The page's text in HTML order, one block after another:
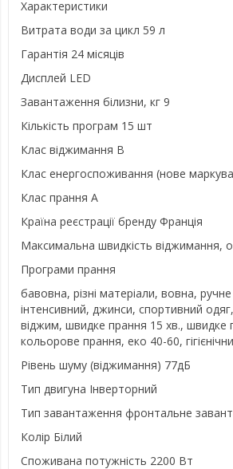
Характеристики
Витрата води за цикл 59 л
Гарантія 24 місяців
Дисплей LED
Завантаження білизни, кг 9
Кількість програм 15 шт
Клас віджимання В
Клас енергоспоживання (нове
Клас прання А
Країна реєстрації бренду Франція
Максимальна швидкість віджимання,
Програми прання
бавовна, різні матеріали, вовна,
інтенсивний, джинси, спортивний
віджим, швидке прання 15 хв., швидке
кольорове прання, еко 40-60,
Рівень шуму (віджимання) 77дБ
Тип двигуна Інверторний
Тип завантаження фронтальне
Колір Білий
Споживана потужність 2200 Вт